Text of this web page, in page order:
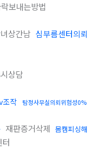
보내는방법
상간남 심부름센터의뢰
상담
작 탐정사무실의뢰위험성0%
재판증거삭제 몸캠피싱해